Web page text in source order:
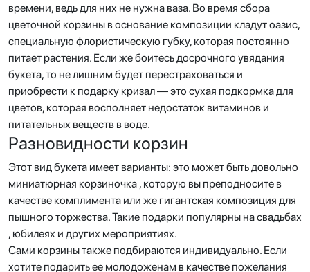
времени, ведь для них не нужна ваза. Во время сбора
цветочной корзины в основание композиции кладут оазис,
специальную флористическую губку, которая постоянно
питает растения. Если же боитесь досрочного увядания
букета, то не лишним будет перестраховаться и
приобрести к подарку кризал — это сухая подкормка для
цветов, которая восполняет недостаток витаминов и
питательных веществ в воде.
Разновидности корзин
Этот вид букета имеет варианты: это может быть довольно
миниатюрная корзиночка , которую вы преподносите в
качестве комплимента или же гигантская композиция для
пышного торжества. Такие подарки популярны на свадьбах
, юбилеях и других мероприятиях.
Сами корзины также подбираются индивидуально. Если
хотите подарить ее молодоженам в качестве пожелания